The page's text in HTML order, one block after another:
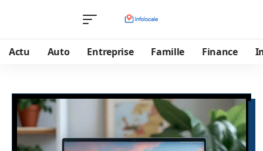
Actu Auto Entreprise Famille Finance